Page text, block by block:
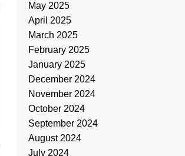
May 2025
April 2025
March 2025
February 2025
January 2025
December 2024
November 2024
October 2024
September 2024
August 2024
July 2024